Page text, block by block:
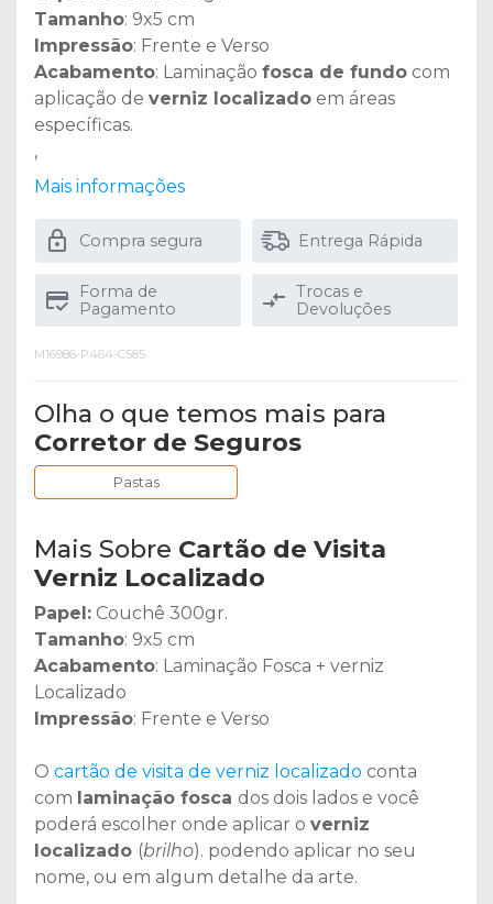
Tamanho: 9x5 cm
Impressão: Frente e Verso
Acabamento: Laminação fosca de fundo com
aplicação de verniz localizado em áreas
específicas.
,
Mais informações
Compra segura Entrega Rápida
Forma de
Pagamento
Trocas e
Devoluções
M16986-P464-C585
Olha o que temos mais para
Corretor de Seguros
Pastas
Mais Sobre Cartão de Visita
Verniz Localizado
Papel: Couchê 300gr.
Tamanho: 9x5 cm
Acabamento: Laminação Fosca + verniz
Localizado
Impressão: Frente e Verso
O cartão de visita de verniz localizado conta
com laminação fosca dos dois lados e você
poderá escolher onde aplicar o verniz
localizado (brilho). podendo aplicar no seu
nome, ou em algum detalhe da arte.